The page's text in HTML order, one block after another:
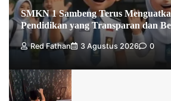
SMKN 1 Sambeng Terus
Pendidikan yang Transparan dan
Red Fathan 3 Agustus 2026 0